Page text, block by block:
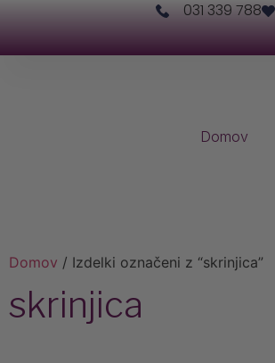
031 339 788
Domov
Domov / Izdelki označeni z “skrinjica”
skrinjica